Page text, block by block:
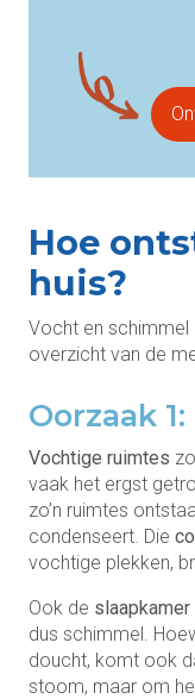
Hoe
huis?
Vocht en schimmel
overzicht van de
Oorzaak
Vochtige ruimtes
vaak het ergst
zo’n ruimtes
condenseert. Die
vochtige plekken,
Ook de slaapkamer
dus schimmel.
doucht, komt ook
stoom, maar om